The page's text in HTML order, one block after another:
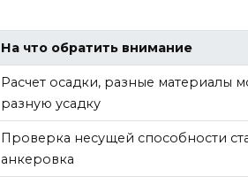
На что обратить внимание
Расчет осадки, разные материалы
разную усадку
Проверка несущей способности
анкеровка